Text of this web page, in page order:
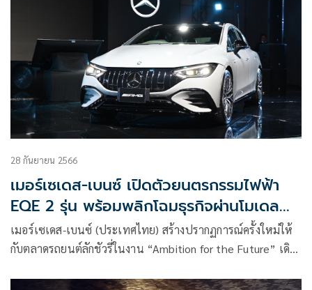
28 กันยายน 2566
เมอร์เซเดส-เบนซ์ เปิดตัวยนตรกรรมไฟฟ้า
EQE 2 รุ่น พร้อมพลิกโฉมธุรกิจผ่านโมเดล
“Retail of the Future”
เมอร์เซเดส-เบนซ์ (ประเทศไทย) สร้างปรากฏการณ์ครั้งใหม่ให้
กับตลาดรถยนต์ลักชัวรี่ในงาน “Ambition for the Future” เดิน